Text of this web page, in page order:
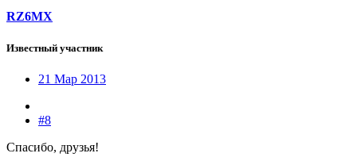
RZ6MX
Известный участник
21 Мар 2013
#8
Спасибо, друзья!